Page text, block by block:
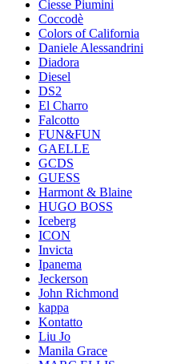
Ciesse Piumini
Coccodè
Colors of California
Daniele Alessandrini
Diadora
Diesel
DS2
El Charro
Falcotto
FUN&FUN
GAELLE
GCDS
GUESS
Harmont & Blaine
HUGO BOSS
Iceberg
ICON
Invicta
Ipanema
Jeckerson
John Richmond
kappa
Kontatto
Liu Jo
Manila Grace